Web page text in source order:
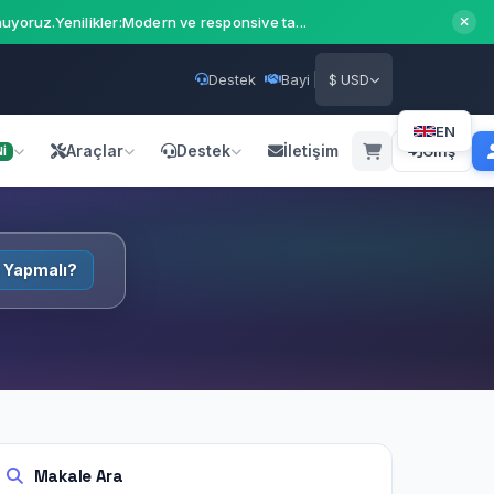
ve responsive ta...
Destek Bayi $ USD
Araçlar Destek İletişim Giriş
EN
Makale Ara